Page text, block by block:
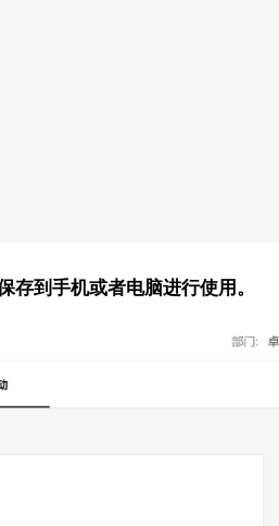
到手机或者电脑进行使用。